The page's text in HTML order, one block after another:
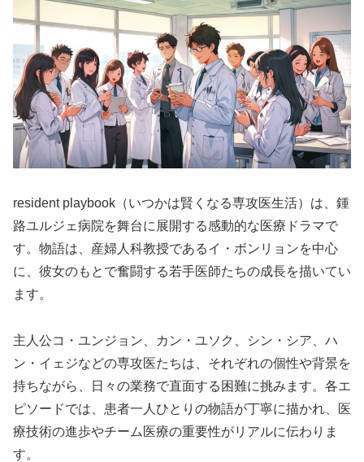
resident playbook（いつかは賢くなる専攻医生活）は、鍾
路ユルジェ病院を舞台に展開する感動的な医療ドラマで
す。物語は、産婦人科教授であるイ・ボンリョンを中心
に、彼女のもとで奮闘する若手医師たちの成長を描いてい
ます。
主人公コ・ユンジョン、カン・ユソク、シン・シア、ハ
ン・イェジなどの専攻医たちは、それぞれの個性や背景を
持ちながら、日々の業務で直面する困難に挑みます。各エ
ピソードでは、患者一人ひとりの物語が丁寧に描かれ、医
療技術の進歩やチーム医療の重要性がリアルに伝わりま
す。